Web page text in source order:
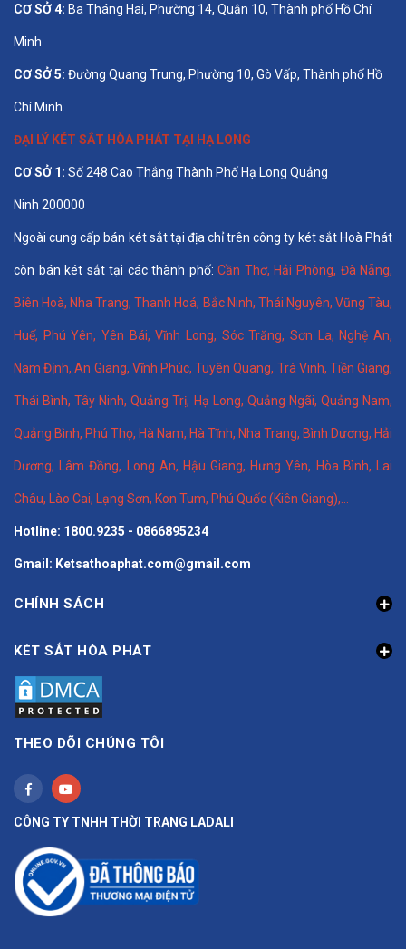
CƠ SỞ 4: Ba Tháng Hai, Phường 14, Quận 10, Thành phố Hồ Chí
Minh
CƠ SỞ 5: Đường Quang Trung, Phường 10, Gò Vấp, Thành phố Hồ
Chí Minh.
ĐẠI LÝ KÉT SẮT HÒA PHÁT TẠI HẠ LONG
CƠ SỞ 1: Số 248 Cao Thắng Thành Phố Hạ Long Quảng
Ninh 200000
Ngoài cung cấp bán két sắt tại địa chỉ trên công ty két sắt Hoà Phát
còn bán két sắt tại các thành phố:Cần Thơ, Hải Phòng, Đà Nẵng,
Biên Hoà, Nha Trang,Thanh Hoá, Bắc Ninh, Thái Nguyên, Vũng Tàu,
Huế, Phú Yên,Yên Bái,Vĩnh Long, Sóc Trăng,Sơn La, Nghệ An,
Nam Định,An Giang, Vĩnh Phúc,Tuyên Quang, Trà Vinh, Tiền Giang,
Thái Bình,Tây Ninh,Quảng Trị, Hạ Long, Quảng Ngãi, Quảng Nam,
Quảng Bình, Phú Thọ, Hà Nam, Hà Tĩnh, Nha Trang, Bình Dương, Hải
Dương, Lâm Đồng, Long An, Hậu Giang, Hưng Yên, Hòa Bình, Lai
Châu, Lào Cai, Lạng Sơn, Kon Tum, Phú Quốc (Kiên Giang),...
Hotline: 1800.9235 - 0866895234
Gmail: Ketsathoaphat.com@gmail.com
CHÍNH SÁCH
KÉT SẮT HÒA PHÁT
THEO DÕI CHÚNG TÔI
CÔNG TY TNHH THỜI TRANG LADALI